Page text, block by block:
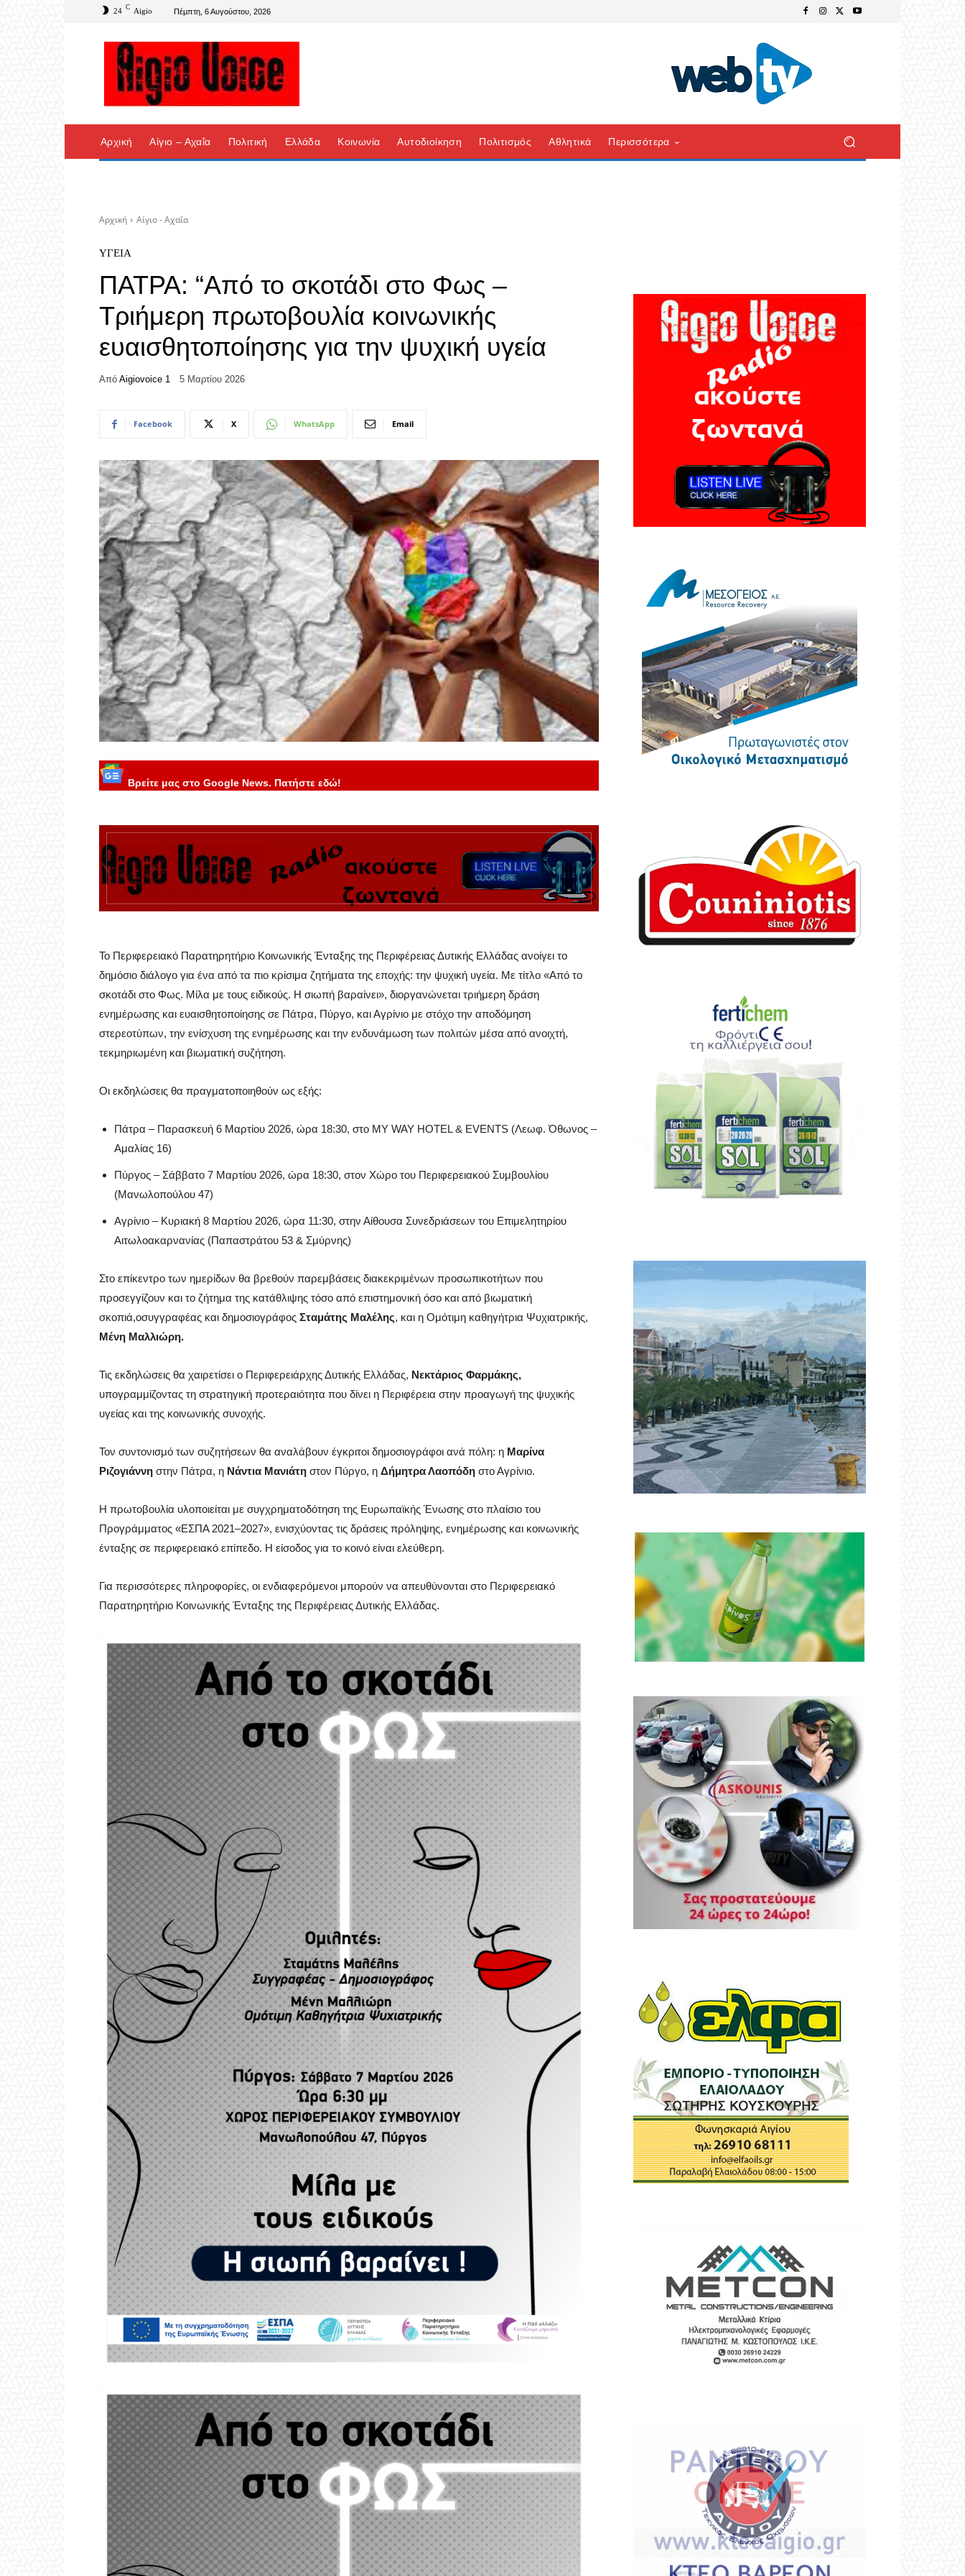
24 C Aigio Πέμπτη, 6 Αυγούστου, 2026
Αρχική Αίγιο – Αχαΐα Πολιτική Ελλάδα Κοινωνία Αυτοδιοίκηση Πολιτισμός Αθλητικά Περισσότερα
Αρχική Αίγιο - Αχαΐα
ΥΓΕΊΑ
ΠΑΤΡΑ: “Από το σκοτάδι στο Φως –
Τριήμερη πρωτοβουλία κοινωνικής
ευαισθητοποίησης για την ψυχική υγεία
Από Aigiovoice 1 5 Μαρτίου 2026
Facebook X WhatsApp Email
Βρείτε μας στο Google News. Πατήστε εδώ!
Το Περιφερειακό Παρατηρητήριο Κοινωνικής Ένταξης της Περιφέρειας Δυτικής Ελλάδας ανοίγει το
δημόσιο διάλογο για ένα από τα πιο κρίσιμα ζητήματα της εποχής: την ψυχική υγεία. Με τίτλο «Από το
σκοτάδι στο Φως. Μίλα με τους ειδικούς. Η σιωπή βαραίνει», διοργανώνεται τριήμερη δράση
ενημέρωσης και ευαισθητοποίησης σε Πάτρα, Πύργο, και Αγρίνιο με στόχο την αποδόμηση
στερεοτύπων, την ενίσχυση της ενημέρωσης και την ενδυνάμωση των πολιτών μέσα από ανοιχτή,
τεκμηριωμένη και βιωματική συζήτηση.
Οι εκδηλώσεις θα πραγματοποιηθούν ως εξής:
Πάτρα – Παρασκευή 6 Μαρτίου 2026, ώρα 18:30, στο MY WAY HOTEL & EVENTS (Λεωφ. Όθωνος –
Αμαλίας 16)
Πύργος – Σάββατο 7 Μαρτίου 2026, ώρα 18:30, στον Χώρο του Περιφερειακού Συμβουλίου
(Μανωλοπούλου 47)
Αγρίνιο – Κυριακή 8 Μαρτίου 2026, ώρα 11:30, στην Αίθουσα Συνεδριάσεων του Επιμελητηρίου
Αιτωλοακαρνανίας (Παπαστράτου 53 & Σμύρνης)
Στο επίκεντρο των ημερίδων θα βρεθούν παρεμβάσεις διακεκριμένων προσωπικοτήτων που
προσεγγίζουν και το ζήτημα της κατάθλιψης τόσο από επιστημονική όσο και από βιωματική
σκοπιά,οσυγγραφέας και δημοσιογράφος Σταμάτης Μαλέλης, και η Ομότιμη καθηγήτρια Ψυχιατρικής,
Μένη Μαλλιώρη.
Τις εκδηλώσεις θα χαιρετίσει ο Περιφερειάρχης Δυτικής Ελλάδας, Νεκτάριος Φαρμάκης,
υπογραμμίζοντας τη στρατηγική προτεραιότητα που δίνει η Περιφέρεια στην προαγωγή της ψυχικής
υγείας και της κοινωνικής συνοχής.
Τον συντονισμό των συζητήσεων θα αναλάβουν έγκριτοι δημοσιογράφοι ανά πόλη: η Μαρίνα
Ριζογιάννη στην Πάτρα, η Νάντια Μανιάτη στον Πύργο, η Δήμητρα Λαοπόδη στο Αγρίνιο.
Η πρωτοβουλία υλοποιείται με συγχρηματοδότηση της Ευρωπαϊκής Ένωσης στο πλαίσιο του
Προγράμματος «ΕΣΠΑ 2021–2027», ενισχύοντας τις δράσεις πρόληψης, ενημέρωσης και κοινωνικής
ένταξης σε περιφερειακό επίπεδο. Η είσοδος για το κοινό είναι ελεύθερη.
Για περισσότερες πληροφορίες, οι ενδιαφερόμενοι μπορούν να απευθύνονται στο Περιφερειακό
Παρατηρητήριο Κοινωνικής Ένταξης της Περιφέρειας Δυτικής Ελλάδας.